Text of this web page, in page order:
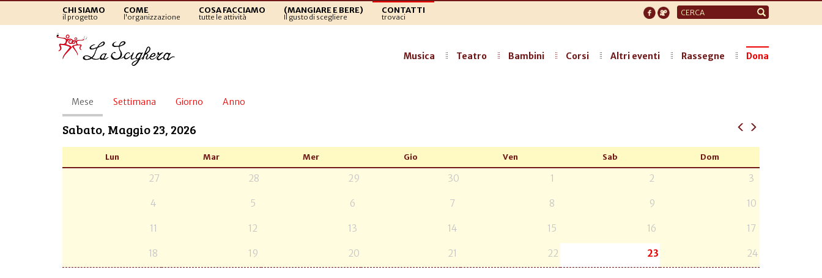
CHI SIAMO
il progetto
COME
l'organizzazione
COSA FACCIAMO
tutte le attività
(MANGIARE E BERE)
Il gusto di scegliere
CONTATTI
trovaci
Form
di
Musica Teatro Bambini Corsi Altri eventi Rassegne Dona
Schede
primarie
Mese (scheda
attiva)
Settimana Giorno Anno
Sabato, Maggio 23, 2026
Lun Mar Mer Gio Ven Sab Dom
27 28 29 30 1 2 3
4 5 6 7 8 9 10
11 12 13 14 15 16 17
18 19 20 21 22 23 24